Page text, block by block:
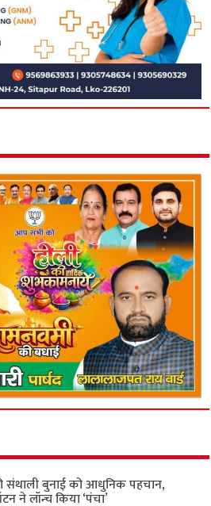
संथाली बुनाई को आधुनिक पहचान,
ने लॉन्च किया ‘पंचा’